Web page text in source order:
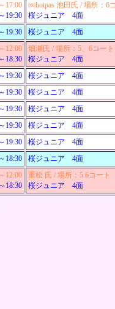
17:00
19:30
㈱hotpas 池田氏 / 場所：6
桜ジュニア 4面
19:30 桜ジュニア 4面
12:00
18:30
畑瀬氏 / 場所：5、6コート
桜ジュニア 4面
19:30
桜ジュニア 4面
19:30
桜ジュニア 4面
19:30
桜ジュニア 4面
19:30
桜ジュニア 4面
19:30
桜ジュニア 4面
18:30 桜ジュニア 4面
12:00
18:30
重松 氏 / 場所：5.6コート
桜ジュニア 4面